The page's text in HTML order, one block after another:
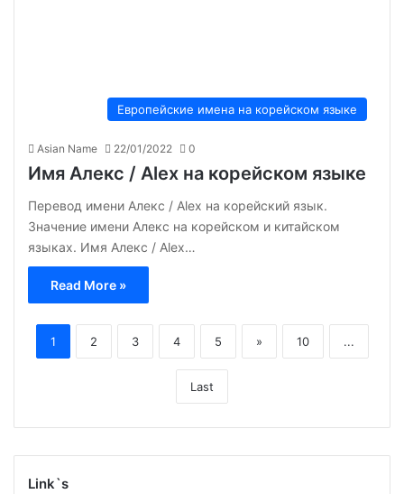
Европейские имена на корейском языке
Asian Name 22/01/2022 0
Имя Алекс / Alex на корейском языке
Перевод имени Алекс / Alex на корейский язык.
Значение имени Алекс на корейском и китайском
языках. Имя Алекс / Alex…
Read More »
1 2 3 4 5 » 10 ...
Last
Link`s